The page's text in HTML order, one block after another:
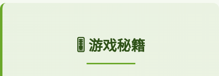
🎚️ 游戏秘籍